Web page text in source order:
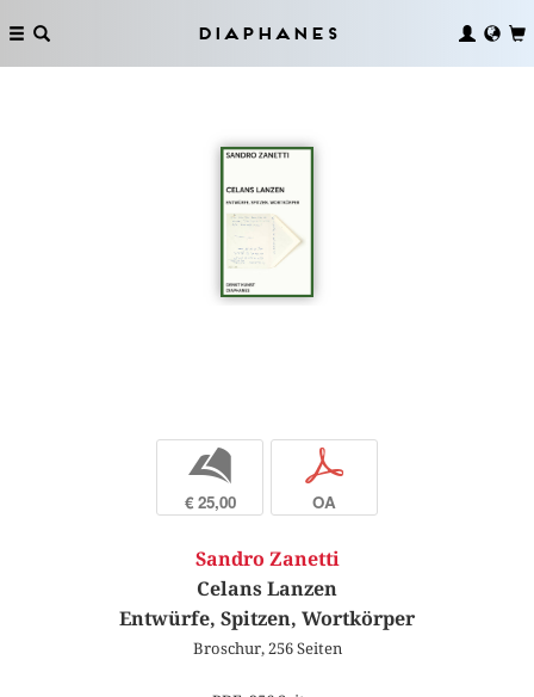
Diaphanes
b
€ 25,00
p
OA
Sandro Zanetti
Celans Lanzen
Entwürfe, Spitzen, Wortkörper
Broschur, 256 Seiten